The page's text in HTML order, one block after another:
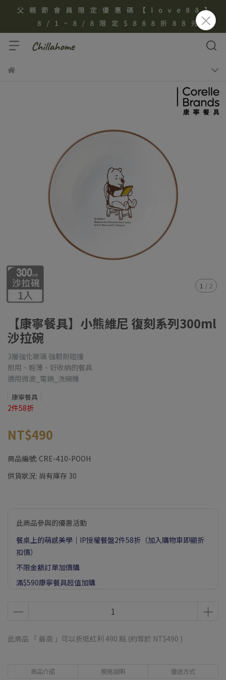
1 / 2
【康寧餐具】小熊維尼 復刻系列300ml
沙拉碗
3層強化玻璃 強韌耐碰撞
耐用、輕薄、好收納的餐具
適用微波_電鍋_洗碗機
康寧餐具
2件58折
NT$490
商品編號: CRE-410-POOH
供貨狀況: 尚有庫存 30
此商品參與的優惠活動
餐桌上的萌感美學｜IP授權餐盤2件58折（加入購物車即顯折
扣價）
不限金額訂單加價購
滿$590康寧餐具超值加購
此商品 「 最高 」可以折抵紅利 490 點 (約等於 NT$490 )
商品介紹 規格說明 運送方式